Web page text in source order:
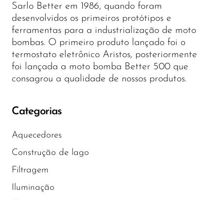
Sarlo Better em 1986, quando foram
desenvolvidos os primeiros protótipos e
ferramentas para a industrialização de moto
bombas. O primeiro produto lançado foi o
termostato eletrônico Aristos, posteriormente
foi lançada a moto bomba Better 500 que
consagrou a qualidade de nossos produtos.
Categorias
Aquecedores
Construção de lago
Filtragem
Iluminação